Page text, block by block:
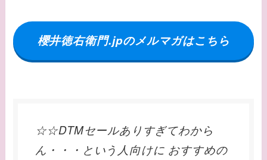
櫻井徳右衛門.jpのメルマガはこちら
☆☆DTMセールありすぎてわから
ん・・・という人向けに おすすめの